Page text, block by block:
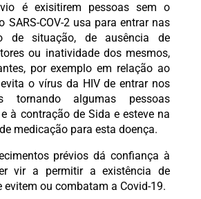
é exisitirem pessoas sem o
SARS-COV-2 usa para entrar nas
de situação, de ausência de
ou inatividade dos mesmos,
por exemplo em relação ao
evita o vírus da HIV de entrar nos
tornando algumas pessoas
à contração de Sida e esteve na
medicação para esta doença.
prévios dá confiança à
vir a permitir a existência de
evitem ou combatam a Covid-19.